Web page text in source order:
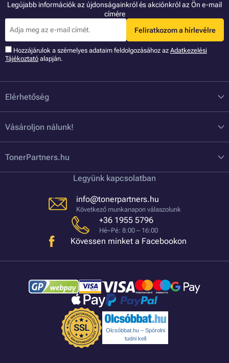
Legújabb információk az újdonságainkról és akciónkról az Ön e-mail
címére
Feliratkozom a hírlevélre
Hozzájárulok a szémelyes adataim feldolgozásához az Adatkezelési
Tájékoztató alapján.
Elérhetőség
Vásároljon nálunk!
TonerPartners.hu
Legyünk kapcsolatban
info@tonerpartners.hu
Következő munkanapon válaszolunk
+36 1955 5796
Hé–Pé: 8:00 – 16:00
Kövessen minket a Facebookon
Olcsóbbat.hu – Spórolni
tudni kell